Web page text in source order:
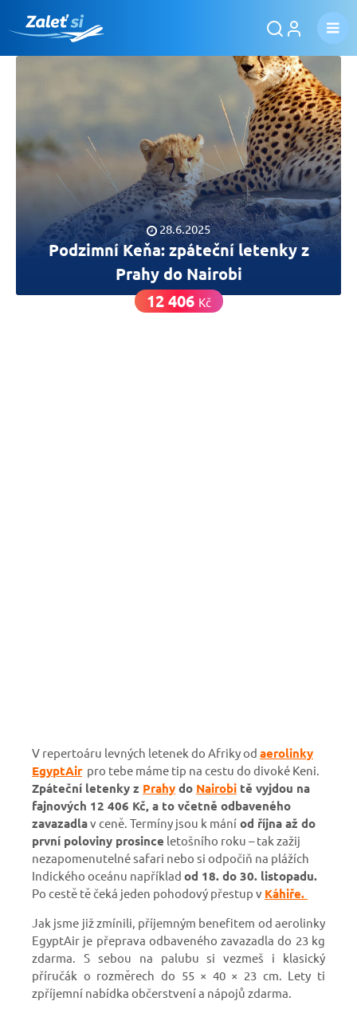
28.6.2025
Podzimní Keňa: zpáteční letenky z
Prahy do Nairobi
12 406 Kč
V repertoáru levných letenek do Afriky od aerolinky
EgyptAir pro tebe máme tip na cestu do divoké Keni.
Zpáteční letenky z Prahy do Nairobi tě vyjdou na
fajnových 12 406 Kč, a to včetně odbaveného
zavazadlav ceně. Termíny jsou k mání od října až do
první poloviny prosince letošního roku – tak zažij
nezapomenutelné safari nebo si odpočiň na plážích
Indického oceánu například od 18. do 30. listopadu.
Po cestě tě čeká jeden pohodový přestup v Káhiře.
Jak jsme již zmínili, příjemným benefitem od aerolinky
EgyptAir je přeprava odbaveného zavazadla do 23 kg
zdarma. S sebou na palubu si vezmeš i klasický
příručák o rozměrech do 55 × 40 × 23 cm. Lety ti
zpříjemní nabídka občerstvení a nápojů zdarma.